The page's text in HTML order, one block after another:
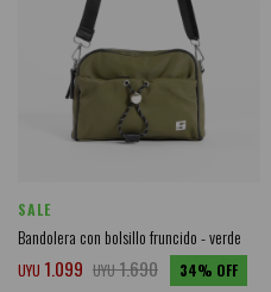
SALE
Bandolera con bolsillo fruncido - verde
UYU 1.099 UYU1.690 34